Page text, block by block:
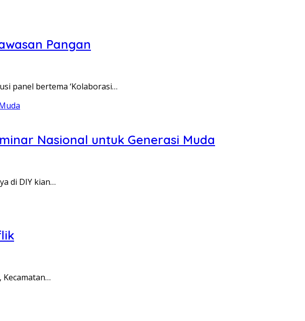
Pangan
panel bertema ‘Kolaborasi…
Nasional untuk Generasi Muda
di DIY kian…
Kecamatan…